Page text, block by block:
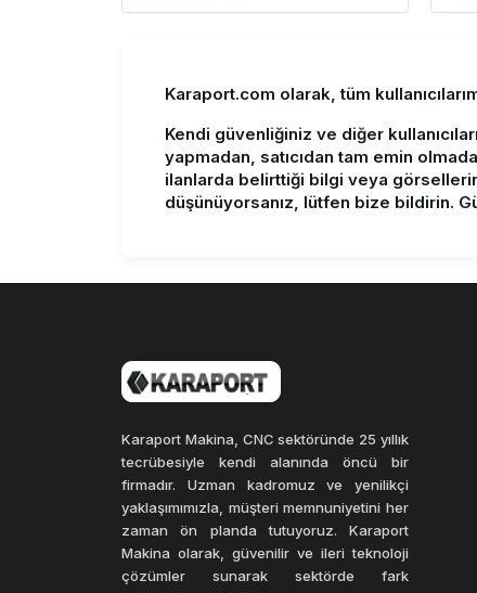
Karaport.com olarak, tüm
Kendi güvenliğiniz ve diğer
yapmadan, satıcıdan tam emin
ilanlarda belirttiği bilgi veya
düşünüyorsanız, lütfen bize bildirin.
Karaport Makina, CNC sektöründe 25 yıllık
tecrübesiyle kendi alanında öncü bir
firmadır. Uzman kadromuz ve yenilikçi
yaklaşımımızla, müşteri memnuniyetini her
zaman ön planda tutuyoruz. Karaport
Makina olarak, güvenilir ve ileri teknoloji
çözümler sunarak sektörde fark